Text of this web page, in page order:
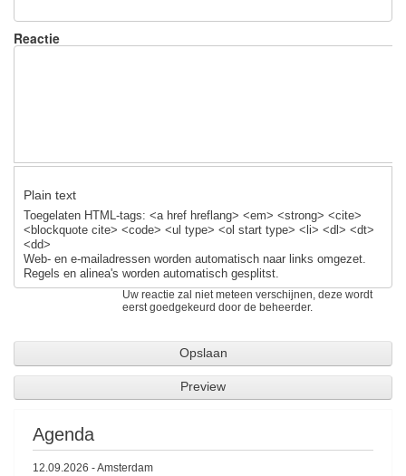
Reactie
Plain text
Toegelaten HTML-tags: <a href hreflang> <em> <strong> <cite>
<blockquote cite> <code> <ul type> <ol start type> <li> <dl> <dt>
<dd>
Web- en e-mailadressen worden automatisch naar links omgezet.
Regels en alinea's worden automatisch gesplitst.
Uw reactie zal niet meteen verschijnen, deze wordt
eerst goedgekeurd door de beheerder.
Agenda
12.09.2026 -Amsterdam